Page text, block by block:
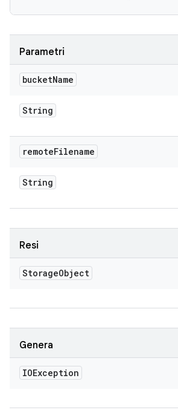
Parametri
bucketName
String
remoteFilename
String
Resi
StorageObject
Genera
IOException